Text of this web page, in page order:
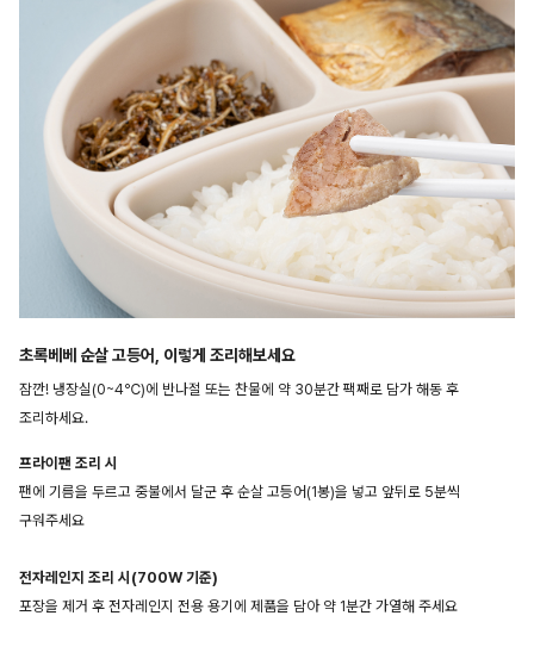
초록베베 순살 고등어, 이렇게 조리해보세요
잠깐! 냉장실(0~4℃)에 반나절 또는 찬물에 약 30분간 팩째로 담가 해동 후
조리하세요.
프라이팬 조리 시
팬에 기름을 두르고 중불에서 달군 후 순살 고등어(1봉)을 넣고 앞뒤로 5분씩
구워주세요
전자레인지 조리 시(700W 기준)
포장을 제거 후 전자레인지 전용 용기에 제품을 담아 약 1분간 가열해 주세요